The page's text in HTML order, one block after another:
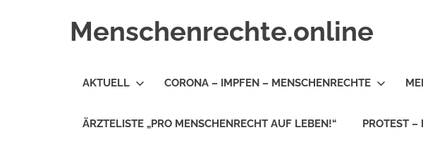
Menschenrechte.online
alle
Geborene
AKTUELL CORONA – IMPFEN – MENSCHENRECHTE
ÄRZTELISTE „PRO MENSCHENRECHT AUF LEBEN!“ PROTEST –